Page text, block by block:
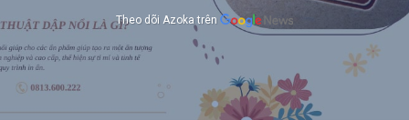
Theo dõi Azoka trên